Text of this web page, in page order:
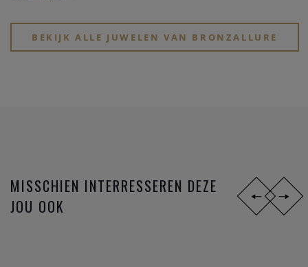
BEKIJK ALLE JUWELEN VAN BRONZALLURE
MISSCHIEN INTERRESSEREN DEZE
JOU OOK